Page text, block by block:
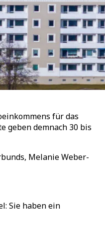
für das
geben demnach 30 bis
Melanie Weber-
Sie haben ein